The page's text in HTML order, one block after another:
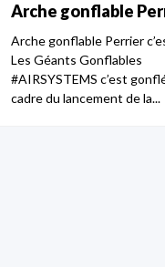
Arche gonflable
Arche gonflable Perrier
Les Géants Gonflables
#AIRSYSTEMS c’est
cadre du lancement de la...